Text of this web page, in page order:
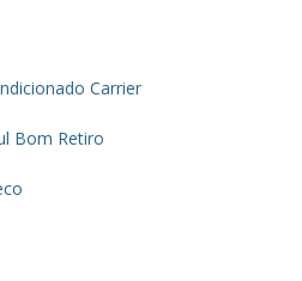
Carrier
Bom Retiro